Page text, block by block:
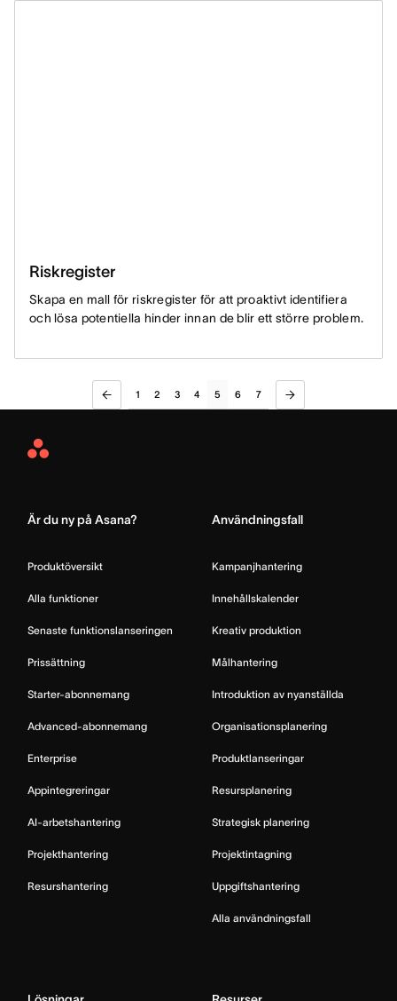
Riskregister
Skapa en mall för riskregister för att proaktivt identifiera
och lösa potentiella hinder innan de blir ett större problem.
1 2 3 4 5 6 7
Asana
Är du ny på Asana?
Produktöversikt
Alla funktioner
Senaste funktionslanseringen
Prissättning
Starter-abonnemang
Advanced-abonnemang
Enterprise
Appintegreringar
AI-arbetshantering
Projekthantering
Resurshantering
Användningsfall
Kampanjhantering
Innehållskalender
Kreativ produktion
Målhantering
Introduktion av nyanställda
Organisationsplanering
Produktlanseringar
Resursplanering
Strategisk planering
Projektintagning
Uppgiftshantering
Alla användningsfall